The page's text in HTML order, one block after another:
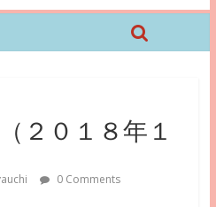
２０１８年１
0 Comments